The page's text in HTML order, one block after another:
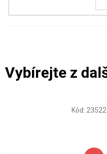
Kód: 23522